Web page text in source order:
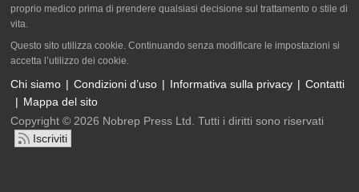
proprio medico prima di prendere qualsiasi decisione sul trattamento o stile di
vita.
Questo sito utilizza cookie. Continuando senza modificare le impostazioni si
accetta l’utilizzo dei cookie.
Chi siamo Condizioni d’uso Informativa sulla privacy
Contatti
Mappa del sito
Copyright © 2026 Nobrep Press Ltd. Tutti i diritti sono riservati
Iscriviti